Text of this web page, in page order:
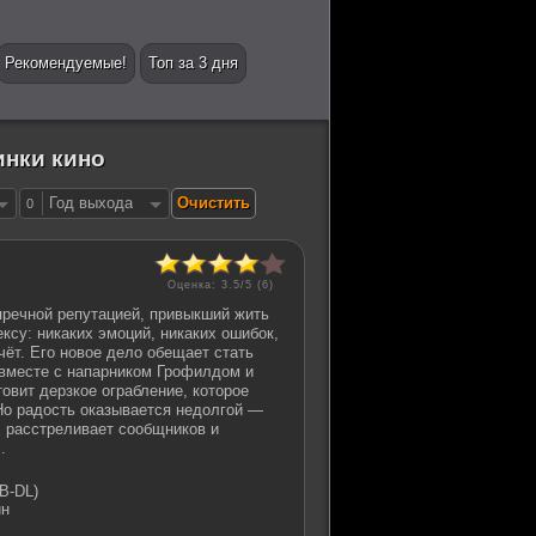
кино
0 Год выхода
Оценка: 3.5/5 (6)
репутацией, привыкший жить
никаких эмоций, никаких ошибок,
Его новое дело обещает стать
с напарником Грофилдом и
дерзкое ограбление, которое
радость оказывается недолгой —
сообщников и
DL)
Рекомендуемые! Топ за 3 дня